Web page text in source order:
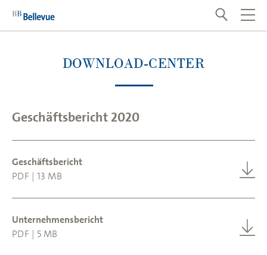
DOWNLOAD-CENTER
Geschäftsbericht 2020
Geschäftsbericht
PDF | 13 MB
Unternehmensbericht
PDF | 5 MB